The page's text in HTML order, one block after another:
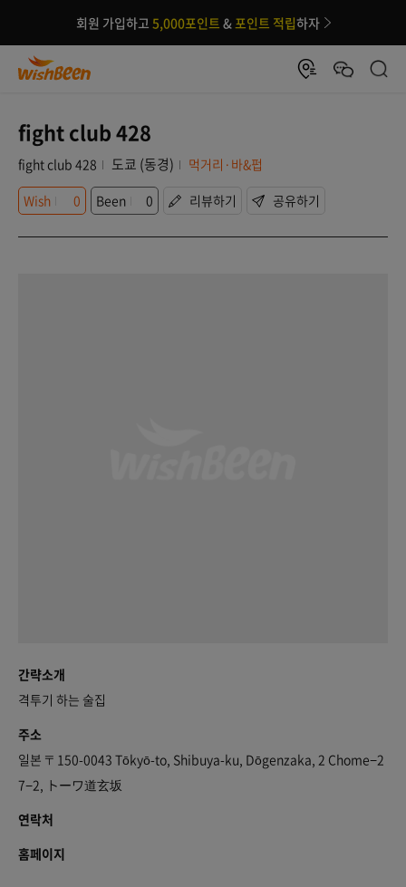
회원 가입하고 5,000포인트 &포인트 적립하자
fight club 428
fight club 428 도쿄 (동경)
먹거리·바&펍
Wish
0 Been 0 리뷰하기 공유하기
간략소개
격투기 하는 술집
주소
일본 〒150-0043 Tōkyō-to, Shibuya-ku, Dōgenzaka, 2 Chome−2
7−2, トーワ道玄坂
연락처
홈페이지